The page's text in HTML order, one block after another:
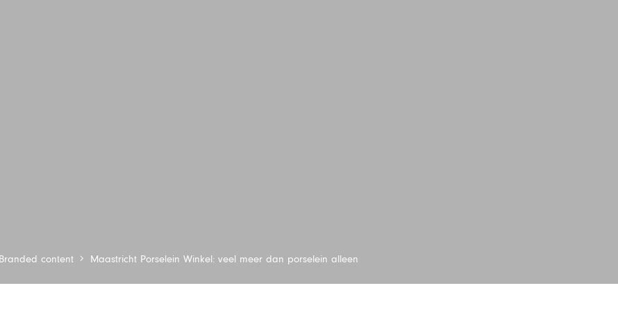
content Maastricht Porselein Winkel: veel meer dan porselein alleen